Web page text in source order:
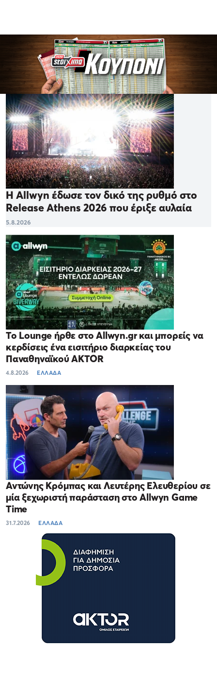
Η Allwyn έδωσε τον δικό της ρυθμό στο
Release Athens 2026 που έριξε αυλαία
5.8.2026
Το Lounge ήρθε στο Allwyn.gr και μπορείς να
κερδίσεις ένα εισιτήριο διαρκείας του
Παναθηναϊκού AKTOR
4.8.2026 ΕΛΛΑΔΑ
Αντώνης Κρόμπας και Λευτέρης Ελευθερίου σε
μία ξεχωριστή παράσταση στο Allwyn Game
Time
31.7.2026 ΕΛΛΑΔΑ